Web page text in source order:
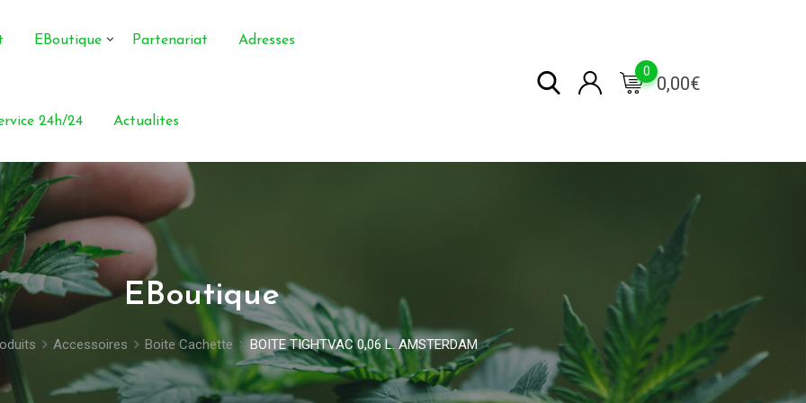
EBoutique Partenariat Adresses
24h/24 Actualites
0,00€
0
EBoutique
Accessoires Boite Cachette BOITE TIGHTVAC 0,06 L. AMSTERDAM